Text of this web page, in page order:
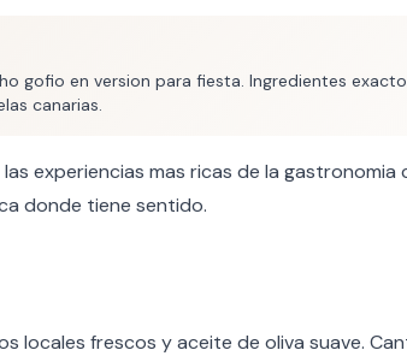
gofio en version para fiesta. Ingredientes
canarias.
experiencias mas ricas de la gastronomia
donde tiene sentido.
locales frescos y aceite de oliva suave.